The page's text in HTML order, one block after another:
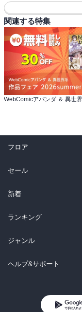
関連する特集
フロア
総合
ラノベ
雑誌・グラビア
BL・TL
セール
総合
ラノベ
雑誌・グラビア
BL・TL
新着
総合
ラノベ
雑誌・グラビア
ランキング
総合
ラノベ
ジャンル
コミック
ライトノベル
ヘルプ&サポート
よくあるご質問